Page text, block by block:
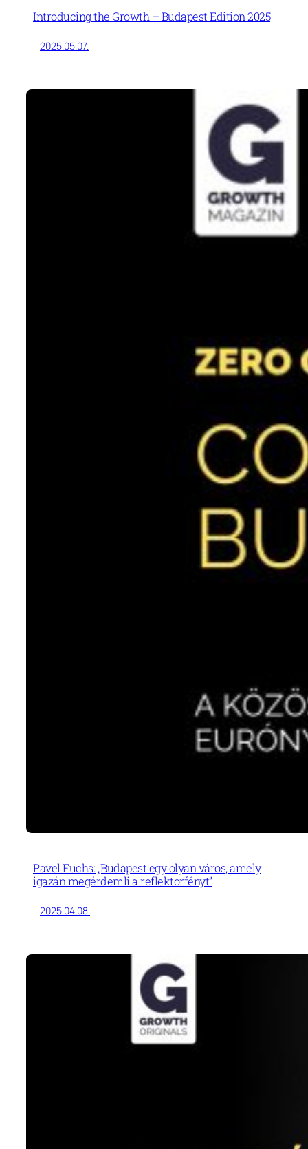
Introducing the Growth – Budapest Edition 2025
2025.05.07.
Pavel Fuchs: „Budapest egy olyan város, amely
igazán megérdemli a reflektorfényt”
2025.04.08.